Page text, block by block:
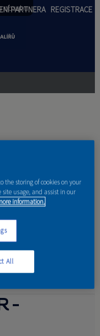
obsahu
PARTNERA REGISTRACE
-
the storing of cookies on your
usage, and assist in our
information.
All